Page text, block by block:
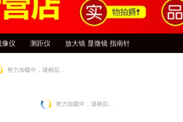
像仪 测距仪 放大镜 显微镜 指南针
努力加载中，请稍后...
努力加载中，请稍后...